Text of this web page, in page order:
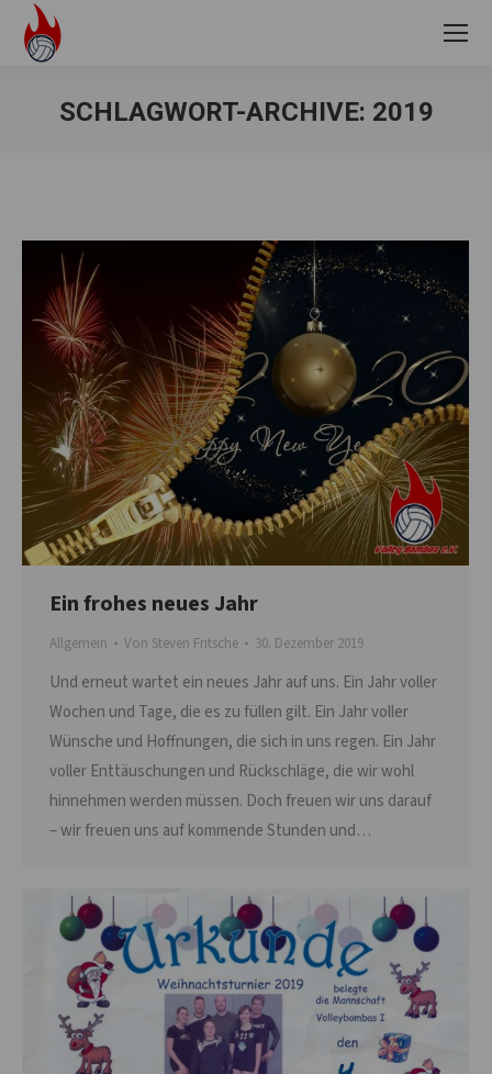
SCHLAGWORT-ARCHIVE: 2019
Ein frohes neues Jahr
Allgemein Von Steven Fritsche 30. Dezember 2019
Und erneut wartet ein neues Jahr auf uns. Ein Jahr voller
Wochen und Tage, die es zu füllen gilt. Ein Jahr voller
Wünsche und Hoffnungen, die sich in uns regen. Ein Jahr
voller Enttäuschungen und Rückschläge, die wir wohl
hinnehmen werden müssen. Doch freuen wir uns darauf
– wir freuen uns auf kommende Stunden und…